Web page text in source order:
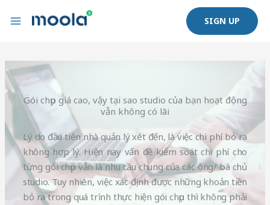
tới
SIGN UP
Gói chụp giá cao, vậy tại sao studio của bạn hoạt động
vẫn không có lãi
Lý do đầu tiên nhà quản lý xét đến, là việc chi phí bỏ ra
không hợp lý. Hiện nay vấn đề kiểm soát chi phí cho
từng gói chụp vẫn là nhu cầu chung của các ông/ bà chủ
studio. Tuy nhiên, việc xác định được những khoản tiền
bỏ ra trong quá trình thực hiện gói chụp thì không phải